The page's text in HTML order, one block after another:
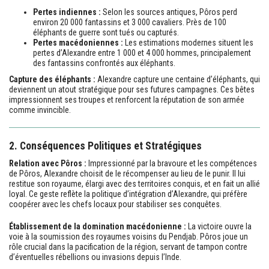
Pertes indiennes : Selon les sources antiques, Pôros perd
environ 20 000 fantassins et 3 000 cavaliers. Près de 100
éléphants de guerre sont tués ou capturés.
Pertes macédoniennes : Les estimations modernes situent les
pertes d’Alexandre entre 1 000 et 4 000 hommes, principalement
des fantassins confrontés aux éléphants.
Capture des éléphants : Alexandre capture une centaine d’éléphants, qui
deviennent un atout stratégique pour ses futures campagnes. Ces bêtes
impressionnent ses troupes et renforcent la réputation de son armée
comme invincible.
2. Conséquences Politiques et Stratégiques
Relation avec Pôros : Impressionné par la bravoure et les compétences
de Pôros, Alexandre choisit de le récompenser au lieu de le punir. Il lui
restitue son royaume, élargi avec des territoires conquis, et en fait un allié
loyal. Ce geste reflète la politique d’intégration d’Alexandre, qui préfère
coopérer avec les chefs locaux pour stabiliser ses conquêtes.
Établissement de la domination macédonienne : La victoire ouvre la
voie à la soumission des royaumes voisins du Pendjab. Pôros joue un
rôle crucial dans la pacification de la région, servant de tampon contre
d’éventuelles rébellions ou invasions depuis l’Inde.